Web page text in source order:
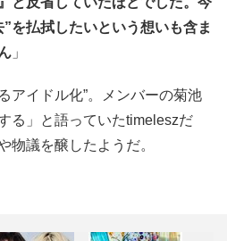
を払拭したいという想いも含ま
」
アイドル化”。メンバーの菊池
る」と語っていたtimeleszだ
物議を醸したようだ。